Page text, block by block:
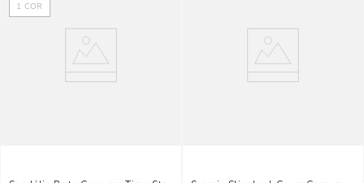
1 COR